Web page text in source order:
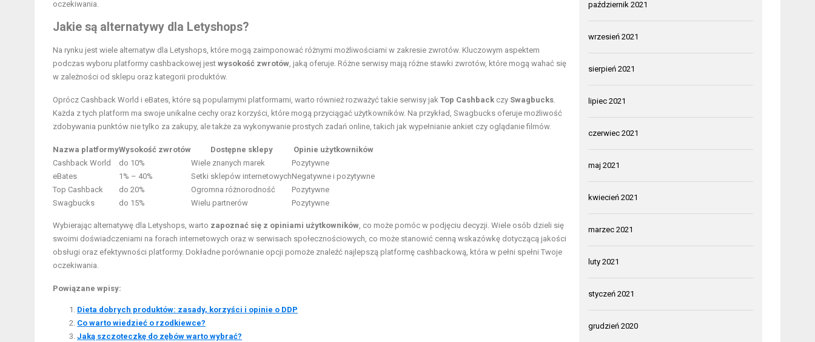
oczekiwania.
Jakie są alternatywy dla Letyshops?
Na rynku jest wiele alternatyw dla Letyshops, które mogą zaimponować różnymi możliwościami w zakresie zwrotów. Kluczowym aspektem
podczas wyboru platformy cashbackowej jest wysokość zwrotów, jaką oferuje. Różne serwisy mają różne stawki zwrotów, które mogą wahać się
w zależności od sklepu oraz kategorii produktów.
Oprócz Cashback World i eBates, które są popularnymi platformami, warto również rozważyć takie serwisy jak Top Cashback czy Swagbucks.
Każda z tych platform ma swoje unikalne cechy oraz korzyści, które mogą przyciągać użytkowników. Na przykład, Swagbucks oferuje możliwość
zdobywania punktów nie tylko za zakupy, ale także za wykonywanie prostych zadań online, takich jak wypełnianie ankiet czy oglądanie filmów.
Nazwa platformyWysokość zwrotów Dostępne sklepy
Opinie użytkowników
Cashback World
do 10% Wiele znanych marek
Pozytywne
eBates
1% – 40% Setki sklepów internetowychNegatywne i pozytywne
Top Cashback
do 20% Ogromna różnorodność
Pozytywne
Swagbucks
do 15% Wielu partnerów Pozytywne
Wybierając alternatywę dla Letyshops, warto zapoznać się z opiniami użytkowników, co może pomóc w podjęciu decyzji. Wiele osób dzieli się
swoimi doświadczeniami na forach internetowych oraz w serwisach społecznościowych, co może stanowić cenną wskazówkę dotyczącą jakości
obsługi oraz efektywności platformy. Dokładne porównanie opcji pomoże znaleźć najlepszą platformę cashbackową, która w pełni spełni Twoje
oczekiwania.
Powiązane wpisy:
Dieta dobrych produktów: zasady, korzyści i opinie o DDP
Co warto wiedzieć o rzodkiewce?
Jaką szczoteczkę do zębów warto wybrać?
październik 2021
wrzesień 2021
sierpień 2021
lipiec 2021
czerwiec 2021
maj 2021
kwiecień 2021
marzec 2021
luty 2021
styczeń 2021
grudzień 2020